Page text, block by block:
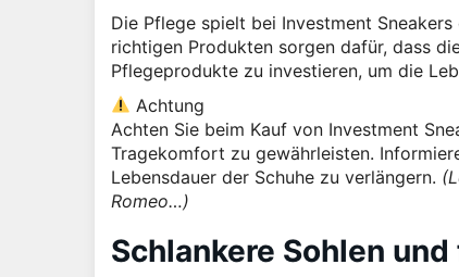
Die Pflege spielt bei Investment
richtigen Produkten sorgen dafür, dass
Pflegeprodukte zu investieren, um die
Achtung
Achten Sie beim Kauf von Investment
Tragekomfort zu gewährleisten.
Lebensdauer der Schuhe zu verlängern.
Romeo…)
Schlankere Sohlen